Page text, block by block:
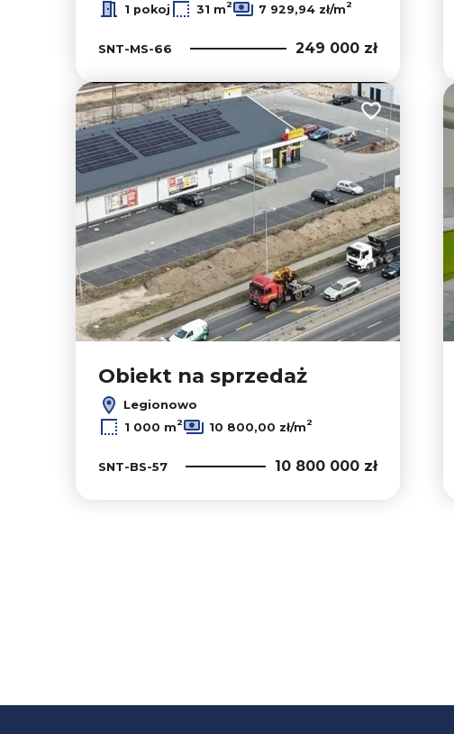
1 pokoj 31 m2 7 929,94 zł/m2
SNT-MS-66 249 000 zł
Dodaj do
Obiekt na sprzedaż
Legionowo
1 000 m2 10 800,00 zł/m2
SNT-BS-57 10 800 000 zł